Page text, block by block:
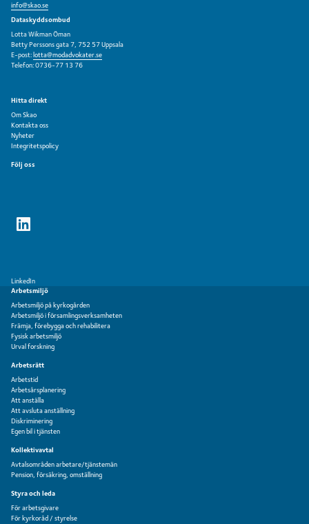
info@skao.se
Dataskyddsombud
Lotta Wikman Öman
Betty Perssons gata 7, 752 57 Uppsala
E-post:lotta@modadvokater.se
Telefon: 0736-77 13 76
Hitta direkt
Om Skao
Kontakta oss
Nyheter
Integritetspolicy
Följ oss
LinkedIn
Arbetsmiljö
Arbetsmiljö på kyrkogården
Arbetsmiljö i församlingsverksamheten
Främja, förebygga och rehabilitera
Fysisk arbetsmiljö
Urval forskning
Arbetsrätt
Arbetstid
Arbetsårsplanering
Att anställa
Att avsluta anställning
Diskriminering
Egen bil i tjänsten
Kollektivavtal
Avtalsområden arbetare/tjänstemän
Pension, försäkring, omställning
Styra och leda
För arbetsgivare
För kyrkoråd / styrelse